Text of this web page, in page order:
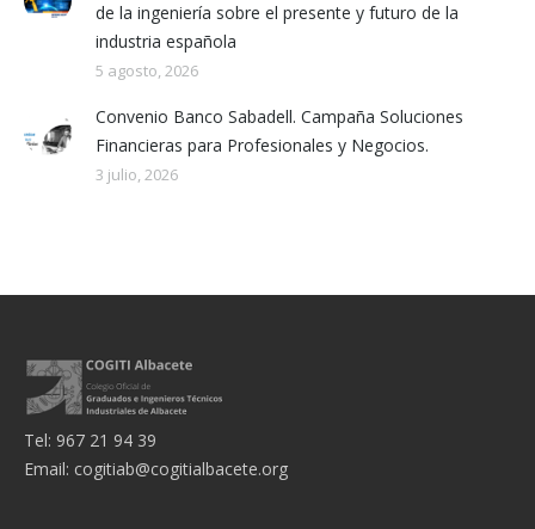
de la ingeniería sobre el presente y futuro de la
industria española
5 agosto, 2026
Convenio Banco Sabadell. Campaña Soluciones
Financieras para Profesionales y Negocios.
3 julio, 2026
Tel: 967 21 94 39
Email: cogitiab@cogitialbacete.org